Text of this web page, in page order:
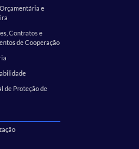
e
Contratos e
de Cooperação
de Proteção de